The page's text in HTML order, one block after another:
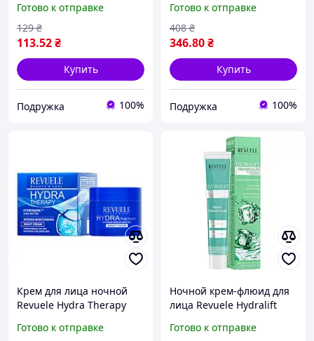
50 мл
Готово к отправке
113.52₴
129 ₴
Купить
Подружка 100%
Готово к отправке
346.80₴
408 ₴
Купить
Подружка 100%
Крем для лица ночной
Revuele Hydra Therapy
увлажняющий 50 мл
Готово к отправке
Ночной крем-флюид для
лица Revuele Hydralift
Готово к отправке